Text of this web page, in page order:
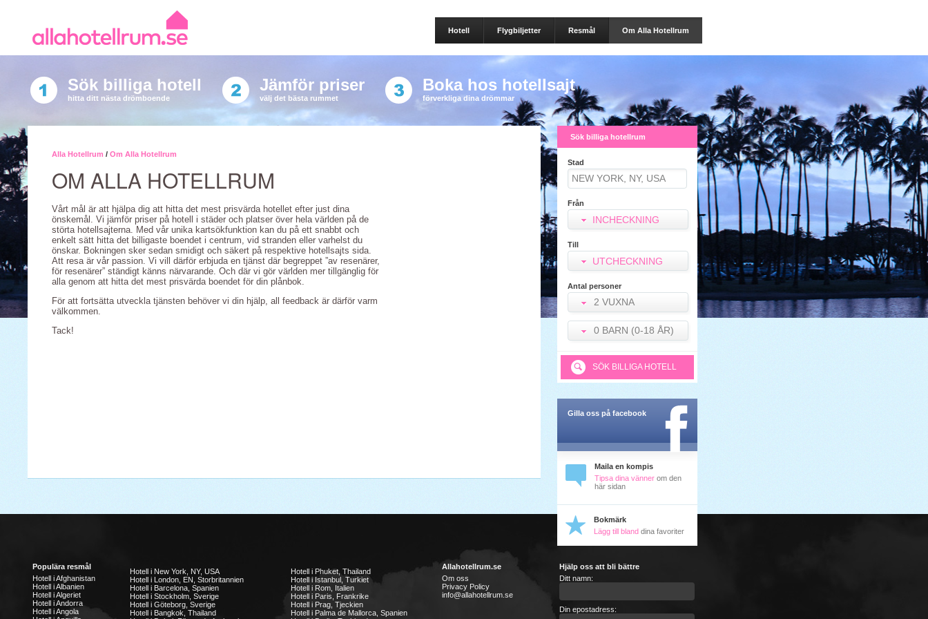
Hotell Flygbiljetter Resmål Om Alla Hotellrum
Sök billiga hotell
hitta ditt nästa drömboende
Jämför priser
välj det bästa rummet
Boka hos hotellsajt
förverkliga dina drömmar
Alla Hotellrum / Om Alla Hotellrum
OM ALLA HOTELLRUM
Vårt mål är att hjälpa dig att hitta det mest prisvärda hotellet efter just dina
önskemål. Vi jämför priser på hotell i städer och platser över hela världen på de
störta hotellsajterna. Med vår unika kartsökfunktion kan du på ett snabbt och
enkelt sätt hitta det billigaste boendet i centrum, vid stranden eller varhelst du
önskar. Bokningen sker sedan smidigt och säkert på respektive hotellsajts sida.
Att resa är vår passion. Vi vill därför erbjuda en tjänst där begreppet ”av resenärer,
för resenärer” ständigt känns närvarande. Och där vi gör världen mer tillgänglig för
alla genom att hitta det mest prisvärda boendet för din plånbok.
För att fortsätta utveckla tjänsten behöver vi din hjälp, all feedback är därför varm
välkommen.
Tack!
Sök billiga hotellrum
Stad
Från
INCHECKNING
Till
UTCHECKNING
Antal personer
2 VUXNA
0 BARN (0-18 ÅR)
SÖK BILLIGA HOTELL
Gilla oss på facebook
Maila en kompis
Tipsa dina vänner om den
här sidan
Bokmärk
Lägg till bland dina favoriter
Populära resmål
Hotell i Afghanistan
Hotell i Albanien
Hotell i Algeriet
Hotell i Andorra
Hotell i Angola
Hotell i New York, NY, USA
Hotell i London, EN, Storbritannien
Hotell i Barcelona, Spanien
Hotell i Stockholm, Sverige
Hotell i Göteborg, Sverige
Hotell i Bangkok, Thailand
Hotell i Phuket, Thailand
Hotell i Istanbul, Turkiet
Hotell i Rom, Italien
Hotell i Paris, Frankrike
Hotell i Prag, Tjeckien
Hotell i Palma de Mallorca, Spanien
Allahotellrum.se
Om oss
Privacy Policy
info@allahotellrum.se
Hjälp oss att bli bättre
Ditt namn:
Din epostadress: